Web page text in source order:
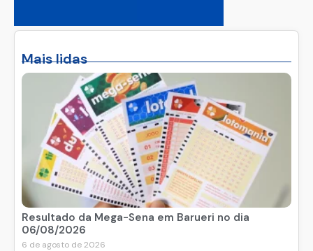
Mais lidas
Resultado da Mega-Sena em Barueri no dia
06/08/2026
6 de agosto de 2026